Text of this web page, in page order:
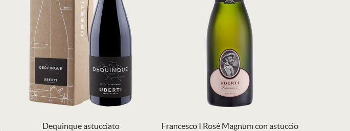
Dequinque astucciato Francesco I Rosé Magnum con astuccio